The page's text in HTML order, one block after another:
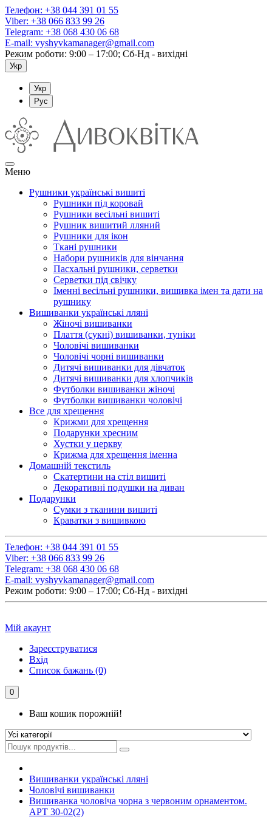
Телефон: +38 044 391 01 55
Viber: +38 066 833 99 26
Telegram: +38 068 430 06 68
E-mail: vyshyvkamanager@gmail.com
Режим роботи: 9:00 – 17:00; Сб-Нд - вихідні
Укр
Укр
Рус
Меню
Рушники українські вишиті
Рушники під коровай
Рушники весільні вишиті
Рушник вишитий лляний
Рушники для ікон
Ткані рушники
Набори рушників для вінчання
Пасхальні рушники, серветки
Серветки під свічку
Іменні весільні рушники, вишивка імен та дати на
рушнику
Вишиванки українські лляні
Жіночі вишиванки
Плаття (сукні) вишиванки, туніки
Чоловічі вишиванки
Чоловічі чорні вишиванки
Дитячі вишиванки для дівчаток
Дитячі вишиванки для хлопчиків
Футболки вишиванки жіночі
Футболки вишиванки чоловічі
Все для хрещення
Крижми для хрещення
Подарунки хресним
Хустки у церкву
Крижма для хрещення іменна
Домашній текстиль
Скатертини на стіл вишиті
Декоративні подушки на диван
Подарунки
Сумки з тканини вишиті
Краватки з вишивкою
Телефон: +38 044 391 01 55
Viber: +38 066 833 99 26
Telegram: +38 068 430 06 68
E-mail: vyshyvkamanager@gmail.com
Режим роботи: 9:00 – 17:00; Сб-Нд - вихідні
Мій акаунт
Зареєструватися
Вхід
Список бажань (0)
0
Ваш кошик порожній!
Вишиванки українські лляні
Чоловічі вишиванки
Вишиванка чоловіча чорна з червоним орнаментом.
АРТ 30-02(2)